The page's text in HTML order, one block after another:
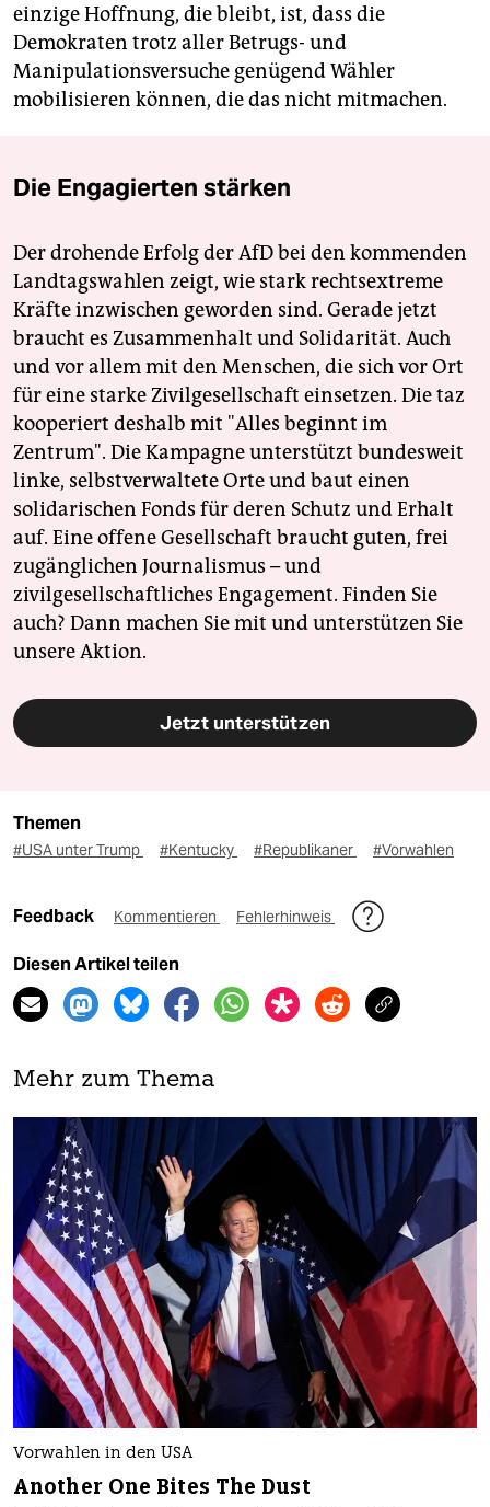
einzige Hoffnung, die bleibt, ist, dass die
Demokraten trotz aller Betrugs- und
Manipulationsversuche genügend Wähler
mobilisieren können, die das nicht mitmachen.
Die Engagierten stärken
Der drohende Erfolg der AfD bei den kommenden
Landtagswahlen zeigt, wie stark rechtsextreme
Kräfte inzwischen geworden sind. Gerade jetzt
braucht es Zusammenhalt und Solidarität. Auch
und vor allem mit den Menschen, die sich vor Ort
für eine starke Zivilgesellschaft einsetzen. Die taz
kooperiert deshalb mit "Alles beginnt im
Zentrum". Die Kampagne unterstützt bundesweit
linke, selbstverwaltete Orte und baut einen
solidarischen Fonds für deren Schutz und Erhalt
auf. Eine offene Gesellschaft braucht guten, frei
zugänglichen Journalismus – und
zivilgesellschaftliches Engagement. Finden Sie
auch? Dann machen Sie mit und unterstützen Sie
unsere Aktion.
Jetzt unterstützen
Themen
#USA unter Trump #Kentucky #Republikaner #Vorwahlen
Feedback Kommentieren Fehlerhinweis
Diesen Artikel teilen
Mehr zum Thema
Vorwahlen in den USA
Another One Bites The Dust